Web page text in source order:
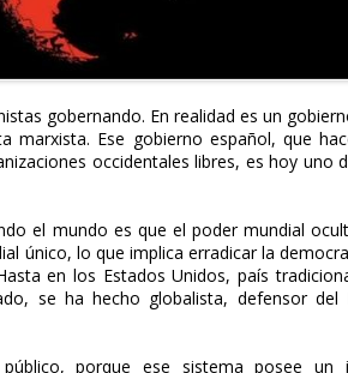
gobernando. En realidad es un
marxista. Ese gobierno español, que
occidentales libres, es hoy uno
el mundo es que el poder mundial
único, lo que implica erradicar la
en los Estados Unidos, país
se ha hecho globalista, defensor
porque ese sistema posee un